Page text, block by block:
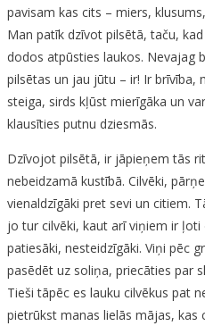
pavisam kas cits – miers,
Man patīk dzīvot pilsētā, taču,
dodos atpūsties laukos. Nevajag
pilsētas un jau jūtu – ir! Ir brīvība,
steiga, sirds kļūst mierīgāka un
klausīties putnu dziesmās.
Dzīvojot pilsētā, ir jāpieņem tās
nebeidzamā kustībā. Cilvēki,
vienaldzīgāki pret sevi un citiem.
jo tur cilvēki, kaut arī viņiem ir ļoti
patiesāki, nesteidzīgāki. Viņi pēc
pasēdēt uz soliņa, priecāties par
Tieši tāpēc es lauku cilvēkus pat
pietrūkst manas lielās mājas, kas